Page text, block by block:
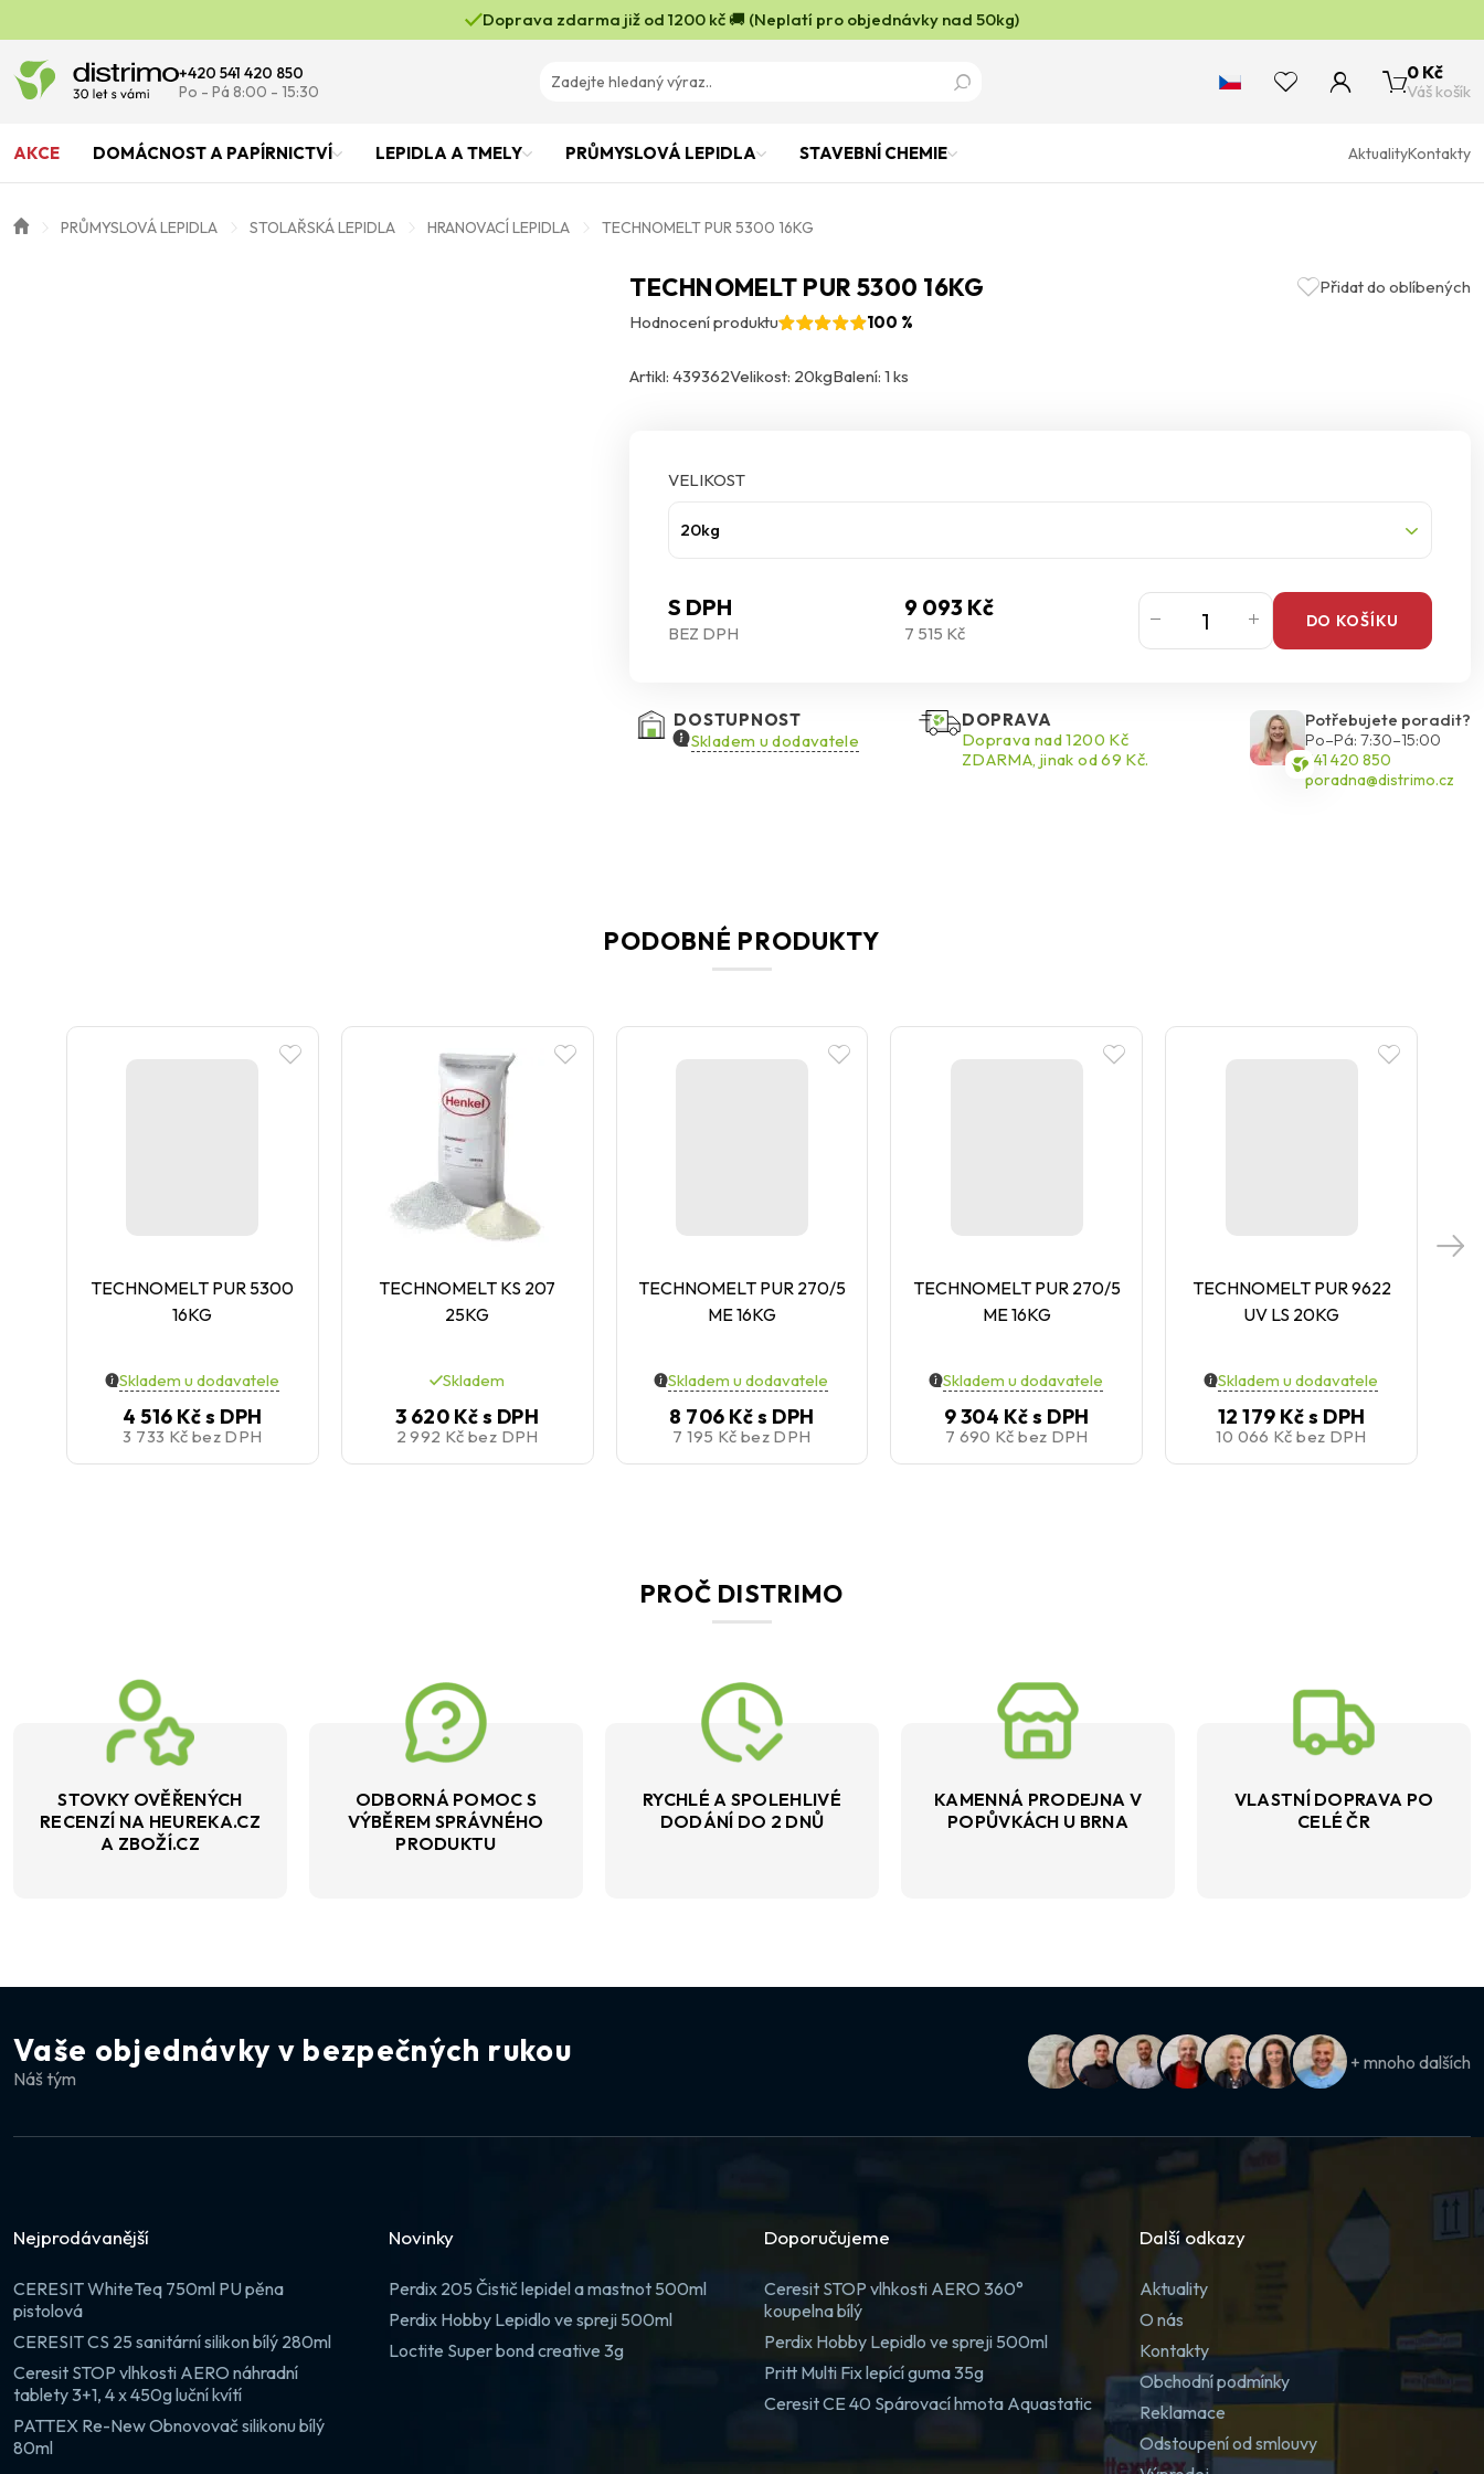
Doprava zdarma již od 1200 kč 🚚 (Neplatí pro objednávky nad 50kg)
+420 541 420 850
Po - Pá 8:00 - 15:30
0 Kč
Váš košík
AKCE DOMÁCNOST A PAPÍRNICTVÍ LEPIDLA A TMELY PRŮMYSLOVÁ LEPIDLA STAVEBNÍ CHEMIE AktualityKontakty
PRŮMYSLOVÁ LEPIDLA STOLAŘSKÁ LEPIDLA HRANOVACÍ LEPIDLA TECHNOMELT PUR 5300 16KG
TECHNOMELT PUR 5300 16KG
Přidat do oblíbených
Hodnocení produktu
100 %
Artikl: 439362Velikost: 20kgBalení: 1 ks
VELIKOST
20kg
S DPH 9 093 Kč
BEZ DPH 7 515 Kč
DO KOŠÍKU
DOSTUPNOST
Skladem u dodavatele
DOPRAVA
Doprava nad 1200 Kč
ZDARMA, jinak od 69 Kč.
Potřebujete poradit?
Po–Pá: 7:30–15:00
541 420 850
poradna@distrimo.cz
PODOBNÉ PRODUKTY
TECHNOMELT PUR 5300
16KG
Skladem u dodavatele
4 516 Kčs DPH
3 733 Kč bez DPH
TECHNOMELT KS 207
25KG
Skladem
3 620 Kčs DPH
2 992 Kčbez DPH
TECHNOMELT PUR 270/5
ME 16KG
Skladem u dodavatele
8 706 Kčs DPH
7 195 Kč bez DPH
TECHNOMELT PUR 270/5
ME 16KG
Skladem u dodavatele
9 304 Kčs DPH
7 690 Kčbez DPH
TECHNOMELT PUR 9622
UV LS 20KG
Skladem u dodavatele
12 179 Kčs DPH
10 066 Kčbez DPH
PROČ DISTRIMO
STOVKY OVĚŘENÝCH
RECENZÍ NA HEUREKA.CZ
A ZBOŽÍ.CZ
ODBORNÁ POMOC S
VÝBĚREM SPRÁVNÉHO
PRODUKTU
RYCHLÉ A SPOLEHLIVÉ
DODÁNÍ DO 2 DNŮ
KAMENNÁ PRODEJNA V
POPŮVKÁCH U BRNA
VLASTNÍ DOPRAVA PO
CELÉ ČR
Vaše objednávky v bezpečných rukou
Náš tým
+ mnoho dalších
Nejprodávanější
CERESIT WhiteTeq 750ml PU pěna
pistolová
CERESIT CS 25 sanitární silikon bílý 280ml
Ceresit STOP vlhkosti AERO náhradní
tablety 3+1, 4 x 450g luční kvítí
PATTEX Re-New Obnovovač silikonu bílý
80ml
Novinky
Perdix 205 Čistič lepidel a mastnot 500ml
Perdix Hobby Lepidlo ve spreji 500ml
Loctite Super bond creative 3g
Doporučujeme
Ceresit STOP vlhkosti AERO 360°
koupelna bílý
Perdix Hobby Lepidlo ve spreji 500ml
Pritt Multi Fix lepící guma 35g
Ceresit CE 40 Spárovací hmota Aquastatic
Další odkazy
Aktuality
O nás
Kontakty
Obchodní podmínky
Reklamace
Odstoupení od smlouvy